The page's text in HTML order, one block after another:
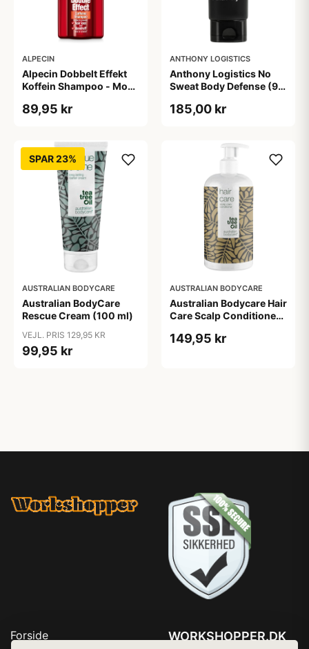
ALPECIN
Alpecin Dobbelt Effekt
Koffein Shampoo - Mod
89,95 kr
ANTHONY LOGISTICS
Anthony Logistics No
Sweat Body Defense (90
185,00 kr
SPAR 23%
AUSTRALIAN BODYCARE
Australian BodyCare
Rescue Cream (100 ml)
VEJL. PRIS 129,95 KR
99,95 kr
AUSTRALIAN BODYCARE
Australian Bodycare Hair
Care Scalp Conditioner
149,95 kr
Forside
WORKSHOPPER.DK